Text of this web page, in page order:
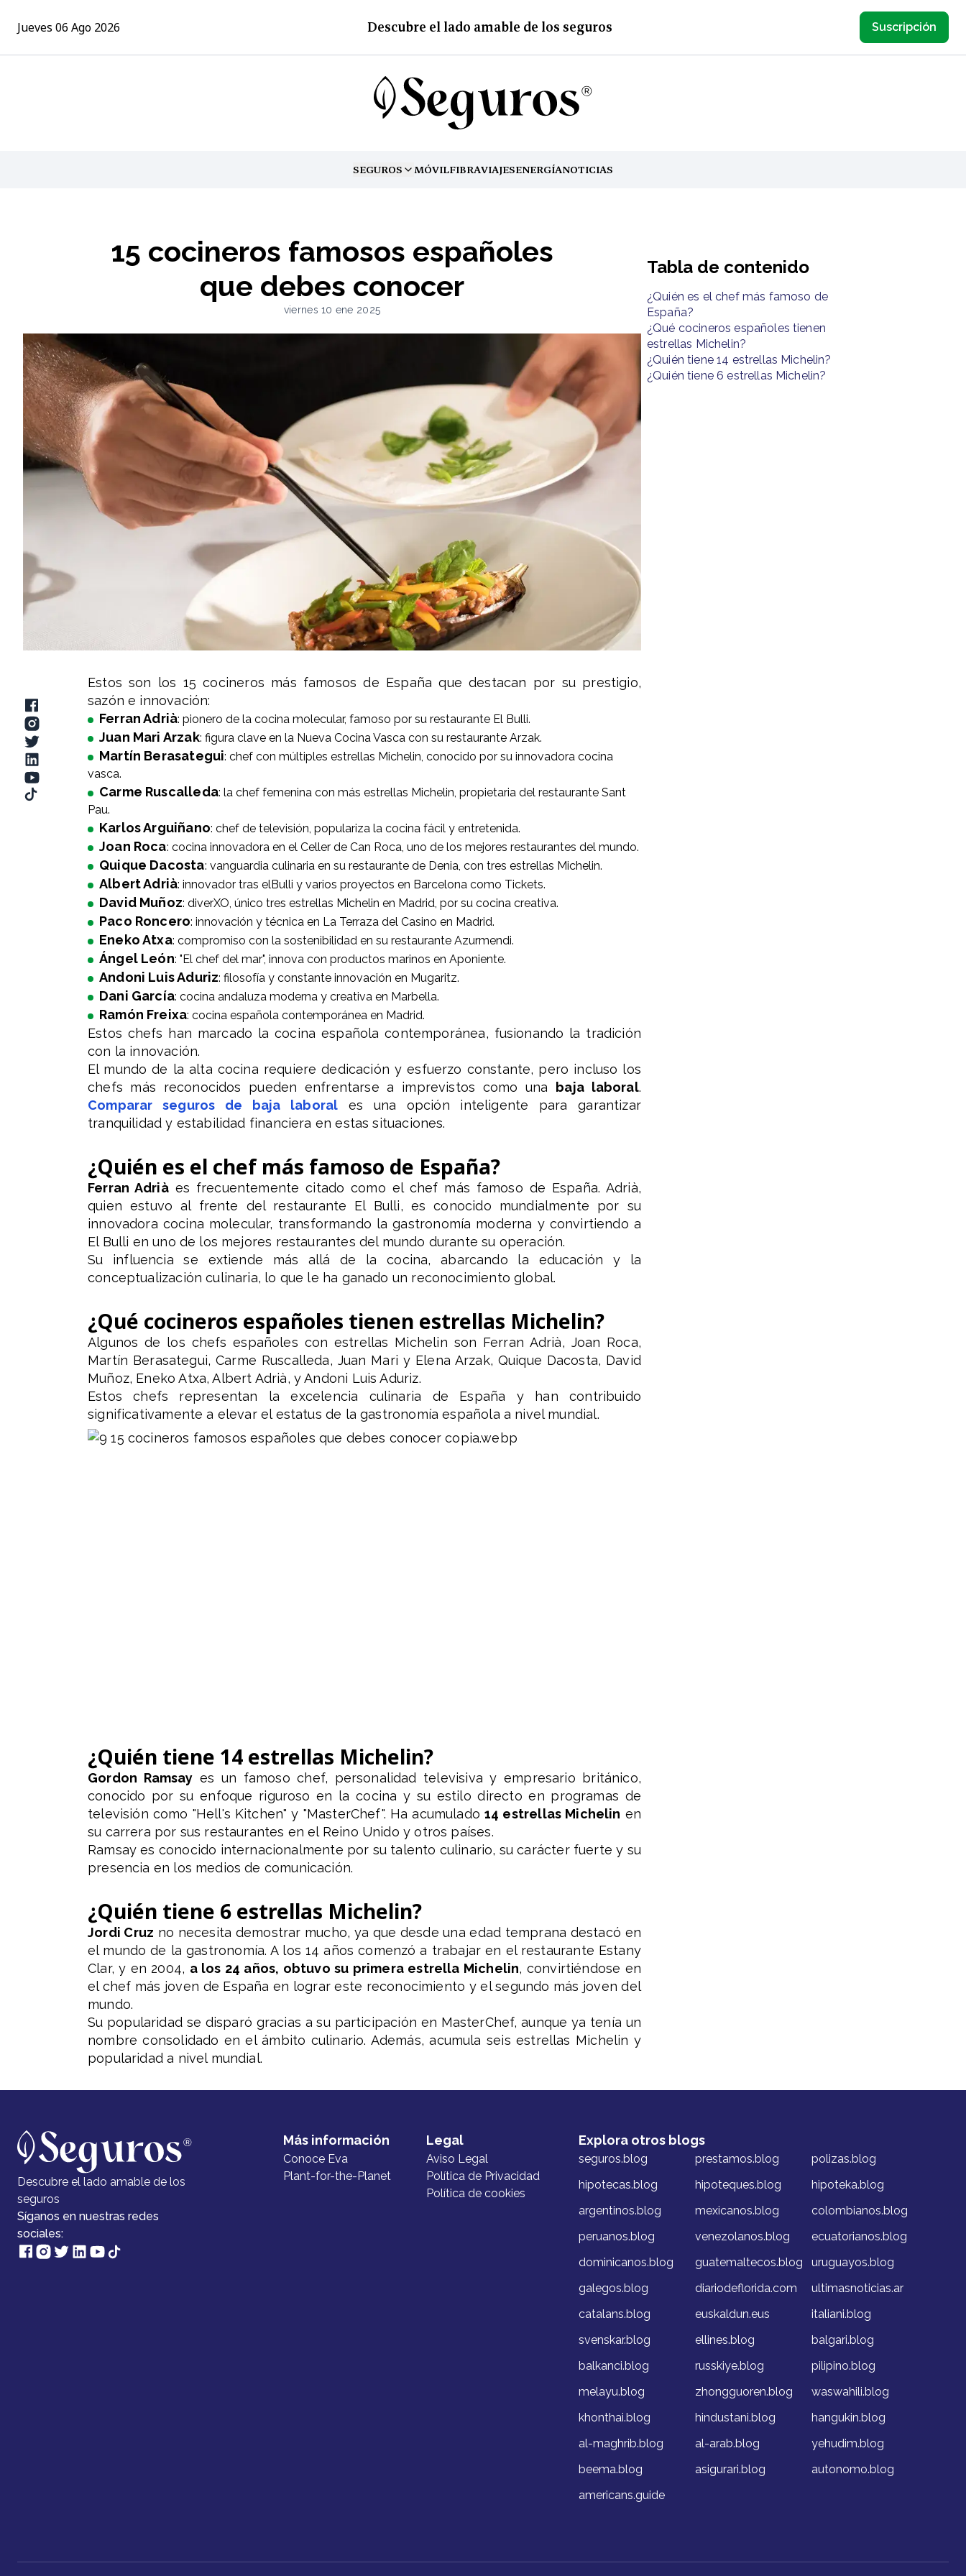
Jueves 06 Ago 2026 Descubre el lado amable de los seguros Suscripción
SEGUROS
TOGGLE MENUMÓVILFIBRAVIAJESENERGÍANOTICIAS
15 cocineros famosos españoles
que debes conocer
viernes 10 ene 2025
Estos son los 15 cocineros más famosos de España que destacan por su prestigio,
sazón e innovación:
Ferran Adrià: pionero de la cocina molecular, famoso por su restaurante El Bulli.
Juan Mari Arzak: figura clave en la Nueva Cocina Vasca con su restaurante Arzak.
Martín Berasategui: chef con múltiples estrellas Michelin, conocido por su innovadora cocina
vasca.
Carme Ruscalleda: la chef femenina con más estrellas Michelin, propietaria del restaurante Sant
Pau.
Karlos Arguiñano: chef de televisión, populariza la cocina fácil y entretenida.
Joan Roca: cocina innovadora en el Celler de Can Roca, uno de los mejores restaurantes del mundo.
Quique Dacosta: vanguardia culinaria en su restaurante de Denia, con tres estrellas Michelin.
Albert Adrià: innovador tras elBulli y varios proyectos en Barcelona como Tickets.
David Muñoz: diverXO, único tres estrellas Michelin en Madrid, por su cocina creativa.
Paco Roncero: innovación y técnica en La Terraza del Casino en Madrid.
Eneko Atxa: compromiso con la sostenibilidad en su restaurante Azurmendi.
Ángel León: "El chef del mar", innova con productos marinos en Aponiente.
Andoni Luis Aduriz: filosofía y constante innovación en Mugaritz.
Dani García: cocina andaluza moderna y creativa en Marbella.
Ramón Freixa: cocina española contemporánea en Madrid.
Estos chefs han marcado la cocina española contemporánea, fusionando la tradición
con la innovación.
El mundo de la alta cocina requiere dedicación y esfuerzo constante, pero incluso los
chefs más reconocidos pueden enfrentarse a imprevistos como una
baja laboral.
Comparar seguros de baja laboral es una opción inteligente para garantizar
tranquilidad y estabilidad financiera en estas situaciones.
¿Quién es el chef más famoso de España?
Ferran Adriàes frecuentemente citado como el chef más famoso de España. Adrià,
quien estuvo al frente del restaurante El Bulli, es conocido mundialmente por su
innovadora cocina molecular, transformando la gastronomía moderna y convirtiendo a
El Bulli en uno de los mejores restaurantes del mundo durante su operación.
Su influencia se extiende más allá de la cocina, abarcando la educación y la
conceptualización culinaria, lo que le ha ganado un reconocimiento global.
¿Qué cocineros españoles tienen estrellas Michelin?
Algunos de los chefs españoles con estrellas Michelin son Ferran Adrià, Joan Roca,
Martín Berasategui, Carme Ruscalleda, Juan Mari y Elena Arzak, Quique Dacosta, David
Muñoz, Eneko Atxa, Albert Adrià, y Andoni Luis Aduriz.
Estos chefs representan la excelencia culinaria de España y han contribuido
significativamente a elevar el estatus de la gastronomía española a nivel mundial.
¿Quién tiene 14 estrellas Michelin?
Gordon Ramsay es un famoso chef, personalidad televisiva y empresario británico,
conocido por su enfoque riguroso en la cocina y su estilo directo en programas de
televisión como "Hell's Kitchen" y "MasterChef". Ha acumulado14 estrellas Michelin en
su carrera por sus restaurantes en el Reino Unido y otros países.
Ramsay es conocido internacionalmente por su talento culinario, su carácter fuerte y su
presencia en los medios de comunicación.
¿Quién tiene 6 estrellas Michelin?
Jordi Cruz no necesita demostrar mucho, ya que desde una edad temprana destacó en
el mundo de la gastronomía. A los 14 años comenzó a trabajar en el restaurante Estany
Clar, y en 2004, a los 24 años, obtuvo su primera estrella Michelin, convirtiéndose en
el chef más joven de España en lograr este reconocimiento y el segundo más joven del
mundo.
Su popularidad se disparó gracias a su participación en MasterChef, aunque ya tenía un
nombre consolidado en el ámbito culinario. Además, acumula seis estrellas Michelin y
popularidad a nivel mundial.
Tabla de contenido
¿Quién es el chef más famoso de
España?
¿Qué cocineros españoles tienen
estrellas Michelin?
¿Quién tiene 14 estrellas Michelin?
¿Quién tiene 6 estrellas Michelin?
Descubre el lado amable de los
seguros
Síganos en nuestras redes
sociales:
Más información
Conoce Eva
Plant-for-the-Planet
Legal
Aviso Legal
Política de Privacidad
Política de cookies
Explora otros blogs
seguros.blog prestamos.blog
polizas.blog
hipotecas.blog
hipoteques.blog
hipoteka.blog
argentinos.blog
mexicanos.blog
colombianos.blog
peruanos.blog
venezolanos.blog
ecuatorianos.blog
dominicanos.blog
guatemaltecos.blog
uruguayos.blog
galegos.blog
diariodeflorida.com
ultimasnoticias.ar
catalans.blog
euskaldun.eus
italiani.blog
svenskar.blog
ellines.blog
balgari.blog
balkanci.blog
russkiye.blog
pilipino.blog
melayu.blog
zhongguoren.blog
waswahili.blog
khonthai.blog
hindustani.blog
hangukin.blog
al-maghrib.blog
al-arab.blog
yehudim.blog
beema.blog
asigurari.blog
autonomo.blog
americans.guide